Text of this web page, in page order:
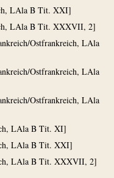
LAla B Tit. XXI]
LAla B Tit. XXXVII, 2]
Ostfrankreich, LAla
Ostfrankreich, LAla
Ostfrankreich, LAla
LAla B Tit. XI]
LAla B Tit. XXI]
LAla B Tit. XXXVII, 2]